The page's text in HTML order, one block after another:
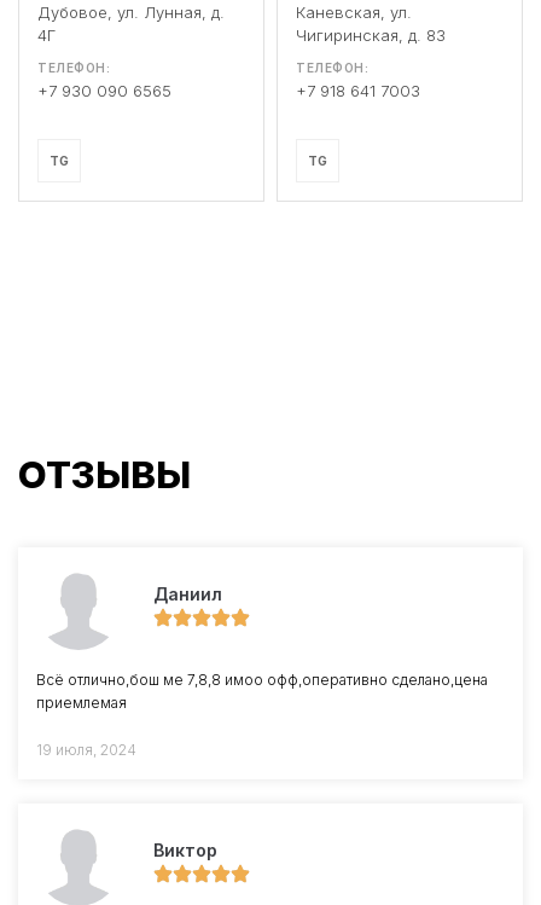
Дубовое, ул. Лунная, д.
4Г
ТЕЛЕФОН:
+7 930 090 6565
TG
Каневская, ул.
Чигиринская, д. 83
ТЕЛЕФОН:
+7 918 641 7003
TG
ОТЗЫВЫ
Даниил
Всё отлично,бош ме 7,8,8 имоо офф,оперативно сделано,цена
приемлемая
19 июля, 2024
Виктор